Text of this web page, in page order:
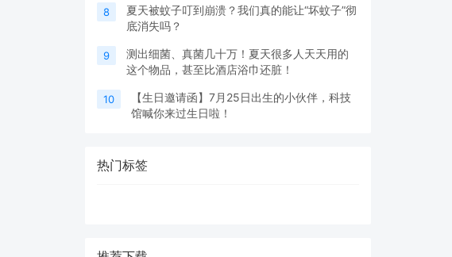
8
夏天被蚊子叮到崩溃？我们真的能让“坏蚊子”彻
底消失吗？
9
测出细菌、真菌几十万！夏天很多人天天用的
这个物品，甚至比酒店浴巾还脏！
10
【生日邀请函】7月25日出生的小伙伴，科技
馆喊你来过生日啦！
热门标签